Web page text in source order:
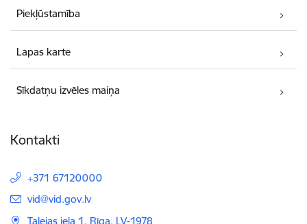
Piekļūstamība
Lapas karte
Sīkdatņu izvēles maiņa
Kontakti
+371 67120000
E-pasts:
vid@vid.gov.lv
Talejas iela 1, Rīga, LV-1978